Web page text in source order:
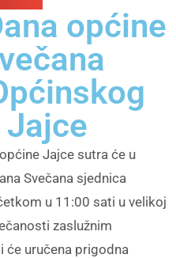
općine
Jajce sutra će u
Svečana sjednica
u 11:00 sati u velikoj
zaslužnim
uručena prigodna